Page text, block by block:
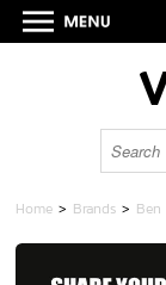
Home > Brands > Ben